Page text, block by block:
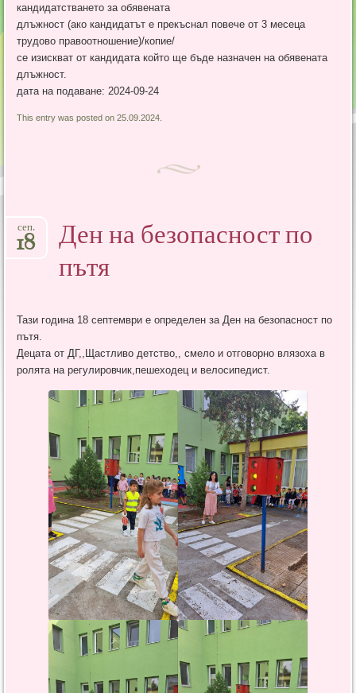
кандидатстването за обявената
длъжност (ако кандидатът е прекъснал повече от 3 месеца
трудово правоотношение)/копие/
се изискват от кандидата който ще бъде назначен на обявената
длъжност.
дата на подаване: 2024-09-24
This entry was posted on 25.09.2024.
Ден на безопасност по
пътя
сеп.
18
Тази година 18 септември е определен за Ден на безопасност по
пътя.
Децата от ДГ,,Щастливо детство,, смело и отговорно влязоха в
ролята на регулировчик,пешеходец и велосипедист.